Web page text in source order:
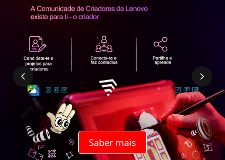
Saber mais